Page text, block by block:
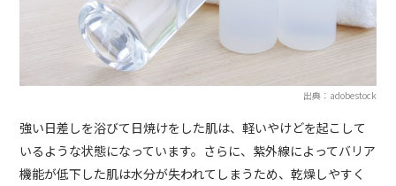
出典：adobestock
強い日差しを浴びて日焼けをした肌は、軽いやけどを起こして
いるような状態になっています。さらに、紫外線によってバリア
機能が低下した肌は水分が失われてしまうため、乾燥しやすく